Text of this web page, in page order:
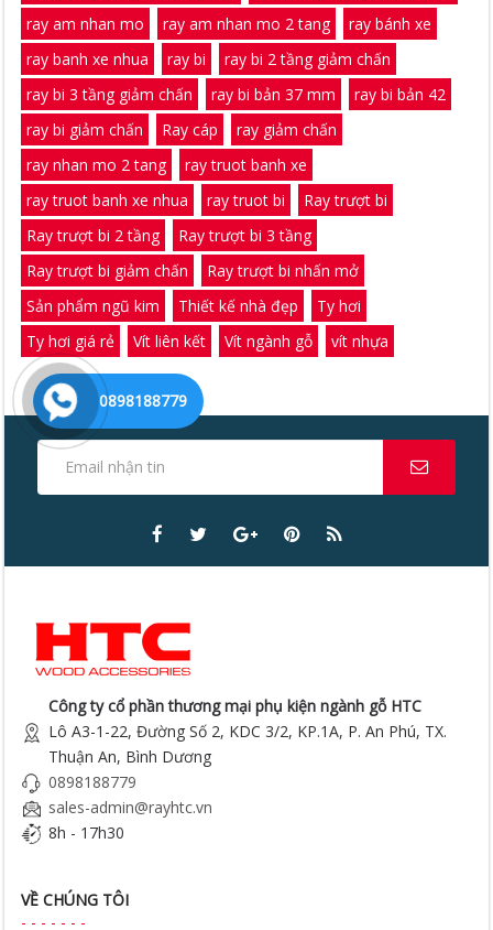
ray am nhan mo
ray am nhan mo 2 tang
ray bánh xe
ray banh xe nhua
ray bi
ray bi 2 tầng giảm chấn
ray bi 3 tầng giảm chấn
ray bi bản 37 mm
ray bi bản 42
ray bi giảm chấn
Ray cáp
ray giảm chấn
ray nhan mo 2 tang
ray truot banh xe
ray truot banh xe nhua
ray truot bi
Ray trượt bi
Ray trượt bi 2 tầng
Ray trượt bi 3 tầng
Ray trượt bi giảm chấn
Ray trượt bi nhấn mở
Sản phẩm ngũ kim
Thiết kế nhà đẹp
Ty hơi
Ty hơi giá rẻ
Vít liên kết Vít ngành gỗ vít nhựa
Công ty cổ phần thương mại phụ kiện ngành gỗ HTC
Lô A3-1-22, Đường Số 2, KDC 3/2, KP.1A, P. An Phú, TX.
Thuận An, Bình Dương
0898188779
sales-admin@rayhtc.vn
8h - 17h30
VỀ CHÚNG TÔI
0898188779